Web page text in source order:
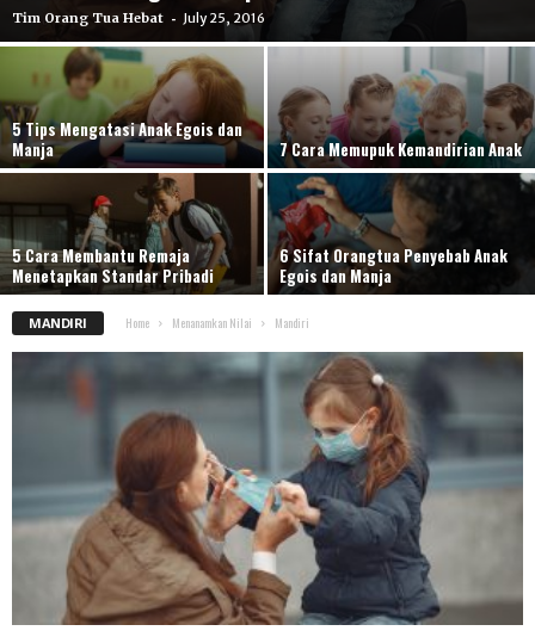
Tim Orang Tua Hebat - July 25, 2016
5 Tips Mengatasi Anak Egois dan
Manja
7 Cara Memupuk Kemandirian Anak
5 Cara Membantu Remaja
Menetapkan Standar Pribadi
6 Sifat Orangtua Penyebab Anak
Egois dan Manja
MANDIRI Home Menanamkan Nilai Mandiri